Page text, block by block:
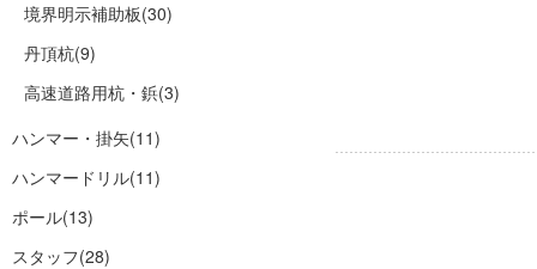
境界明示補助板(30)
丹頂杭(9)
高速道路用杭・鋲(3)
ハンマー・掛矢(11)
ハンマードリル(11)
ポール(13)
スタッフ(28)